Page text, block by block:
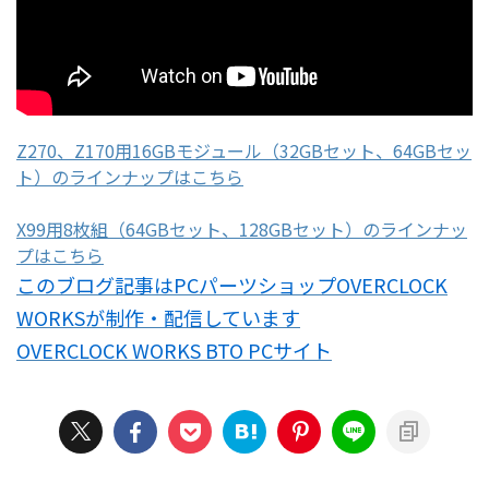
Z270、Z170用16GBモジュール（32GBセット、64GBセッ
ト）のラインナップはこちら
X99用8枚組（64GBセット、128GBセット）のラインナッ
プはこちら
このブログ記事はPCパーツショップOVERCLOCK
WORKSが制作・配信しています
OVERCLOCK WORKS BTO PCサイト